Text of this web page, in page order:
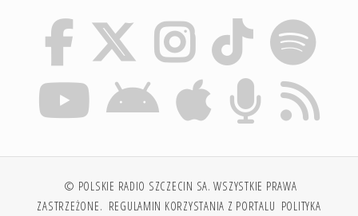
© POLSKIE RADIO SZCZECIN SA. WSZYSTKIE PRAWA
ZASTRZEŻONE. REGULAMIN KORZYSTANIA Z PORTALU POLITYKA